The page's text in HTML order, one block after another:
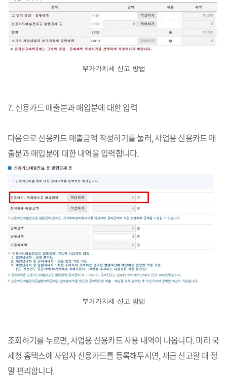
부가가치세 신고 방법
7. 신용카드 매출분과 매입분에 대한 입력
다음으로 신용카드 매출금액 작성하기를 눌러, 사업용 신용카드 매
출분과 매입분에 대한 내역을 입력합니다.
부가가치세 신고 방법
조회하기를 누르면, 사업용 신용카드 사용 내역이 나옵니다. 미리 국
세청 홈택스에 사업자 신용카드를 등록해두시면, 세금 신고할 때 정
말 편리합니다.